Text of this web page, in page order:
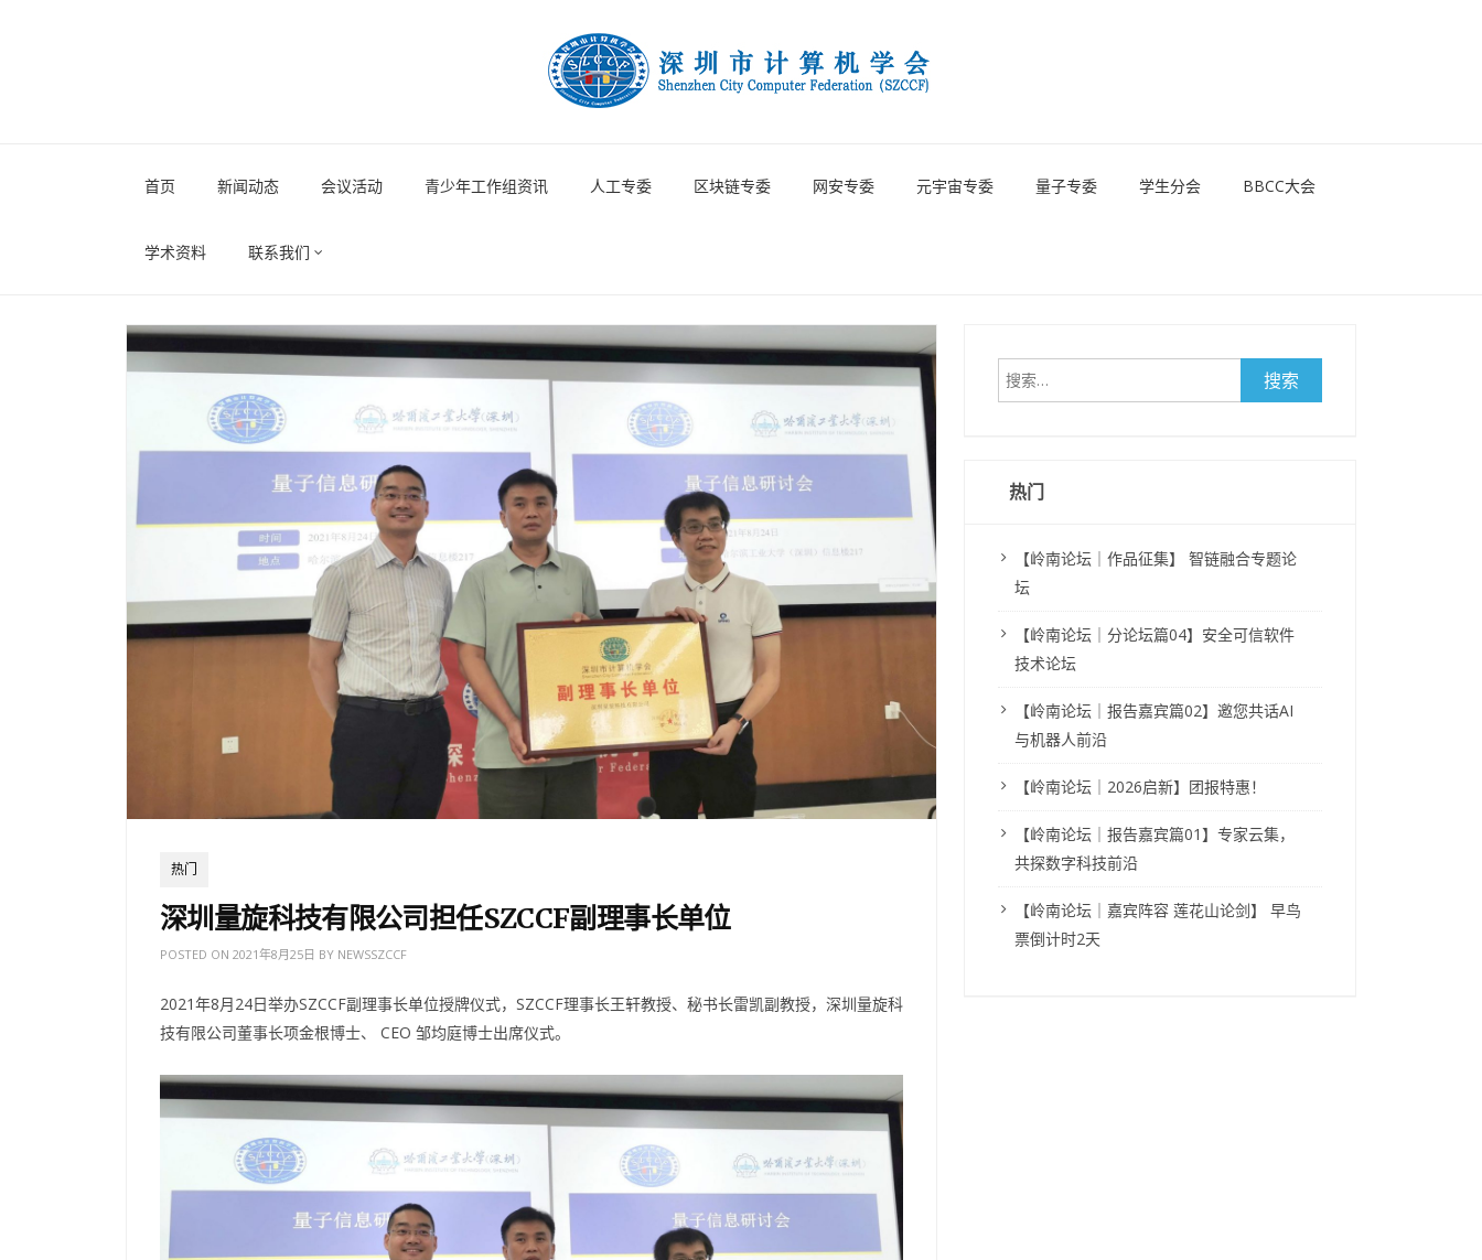
首页 新闻动态 会议活动 青少年工作组资讯 人工专委 区块链专委 网安专委 元宇宙专委 量子专委 学生分会 BBCC大会
学术资料 联系我们
热门
深圳量旋科技有限公司担任SZCCF副理事长单位
POSTED ON 2021年8月25日 BY NEWSSZCCF
2021年8月24日举办SZCCF副理事长单位授牌仪式，SZCCF理事长王轩教授、秘书长雷凯副教授，深圳量旋科
技有限公司董事长项金根博士、 CEO 邹均庭博士出席仪式。
搜
索：
热门
【岭南论坛｜作品征集】 智链融合专题论
坛
【岭南论坛｜分论坛篇04】安全可信软件
技术论坛
【岭南论坛｜报告嘉宾篇02】邀您共话AI
与机器人前沿
【岭南论坛｜2026启新】团报特惠！
【岭南论坛｜报告嘉宾篇01】专家云集，
共探数字科技前沿
【岭南论坛｜嘉宾阵容 莲花山论剑】 早鸟
票倒计时2天